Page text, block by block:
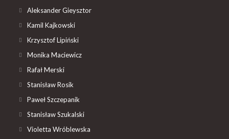
Aleksander Gieysztor
Kamil Kajkowski
Krzysztof Lipiński
Monika Maciewicz
Rafał Merski
Stanisław Rosik
Paweł Szczepanik
Stanisław Szukalski
Violetta Wróblewska